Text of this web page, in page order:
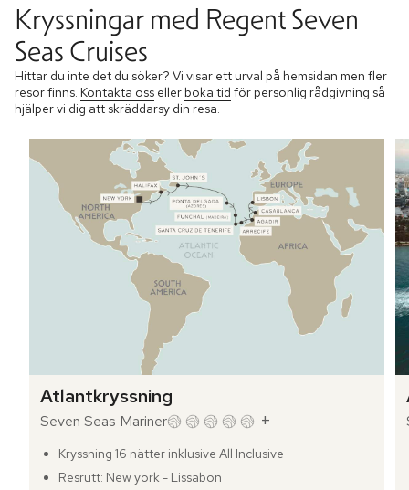
Kryssningar med Regent Seven
Seas Cruises
Hittar du inte det du söker? Vi visar ett urval på hemsidan men fler
resor finns. Kontakta oss eller boka tid för personlig rådgivning så
hjälper vi dig att skräddarsy din resa.
Atlantkryssning
Seven Seas Mariner +
Kryssning 16 nätter inklusive All Inclusive
Resrutt: New york - Lissabon